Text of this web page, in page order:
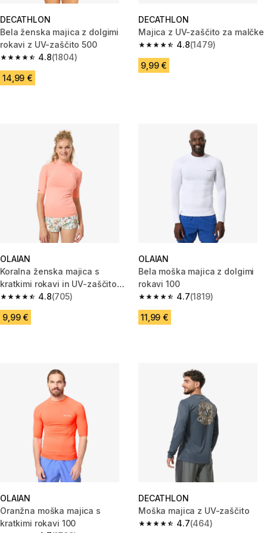
DECATHLON
Bela ženska majica z dolgimi
rokavi z UV-zaščito 500
4.8
4.8 od 5 zvezdic from 1804 ocene
(1804)
14,99 €
DECATHLON
Majica z UV-zaščito za malčke
4.8
4.8 od 5 zvezdic from 1479
(1479)
9,99 €
OLAIAN
Koralna ženska majica s
kratkimi rokavi in UV-zaščito
100
4.8
4.8 od 5 zvezdic from 705 ocene
(705)
9,99 €
OLAIAN
Bela moška majica z dolgimi
rokavi 100
4.7
4.7 od 5 zvezdic from 1819
(1819)
11,99 €
OLAIAN
Oranžna moška majica s
kratkimi rokavi 100
DECATHLON
Moška majica z UV-zaščito
4.7
4.7 od 5 zvezdic from 464
(464)